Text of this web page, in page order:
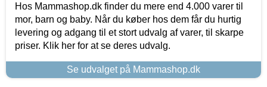
Hos Mammashop.dk finder du mere end 4.000 varer til
mor, barn og baby. Når du køber hos dem får du hurtig
levering og adgang til et stort udvalg af varer, til skarpe
priser. Klik her for at se deres udvalg.
Se udvalget på Mammashop.dk